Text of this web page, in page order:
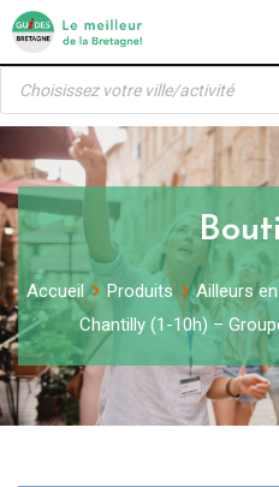
Skip
content
Recherche
produits
Accueil Produits Ailleurs
Chantilly (1-10h) –